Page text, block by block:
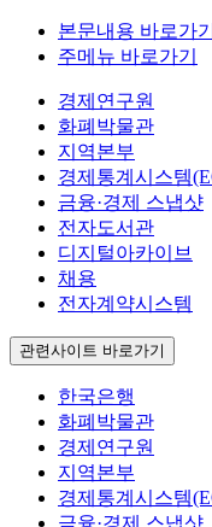
본문내용 바로가기
주메뉴 바로가기
경제연구원
화폐박물관
지역본부
경제통계시스템
금융·경제 스냅샷
전자도서관
디지털아카이브
채용
전자계약시스템
관련사이트 바로가기
한국은행
화폐박물관
경제연구원
지역본부
경제통계시스템
금융·경제 스냅샷